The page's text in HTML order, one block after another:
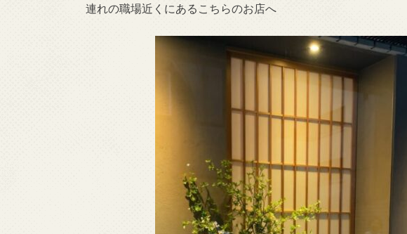
連れの職場近くにあるこちらのお店へ